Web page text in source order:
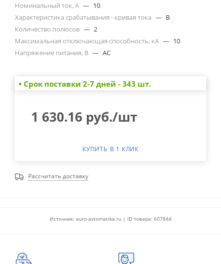
Номинальный ток, А — 10
Характеристика срабатывания - кривая тока — B
Количество полюсов — 2
Максимальная отключающая способность, кА — 10
Напряжение питания, В — AC
• Cрок поставки 2-7 дней - 343 шт.
1 630.16 руб./шт
КУПИТЬ В 1 КЛИК
Рассчитать доставку
Источник: euro-avtomatika.ru | ID товара: 607844